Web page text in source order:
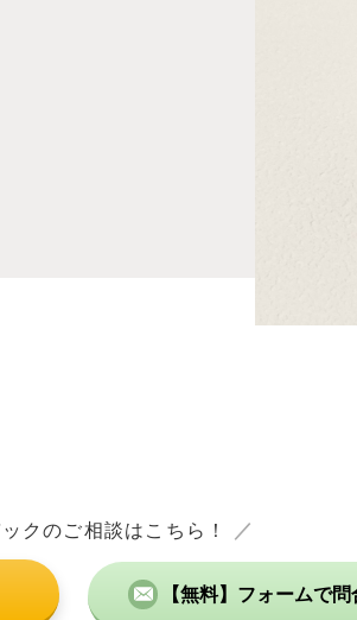
クのご相談はこちら！ ／
【無料】フォームで